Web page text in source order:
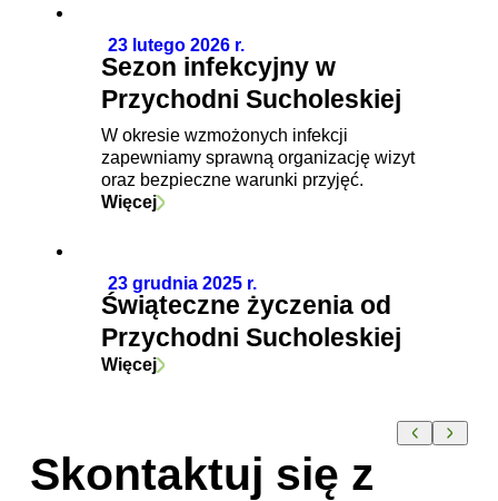
23 lutego 2026 r.
Sezon infekcyjny w
Przychodni Sucholeskiej
W okresie wzmożonych infekcji
zapewniamy sprawną organizację wizyt
oraz bezpieczne warunki przyjęć.
Więcej
23 grudnia 2025 r.
Świąteczne życzenia od
Przychodni Sucholeskiej
Więcej
Skontaktuj się z